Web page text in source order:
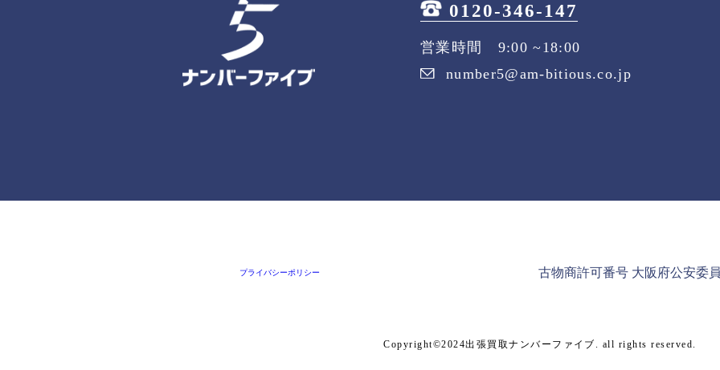
0120-346-147
営業時間 9:00 ~18:00
number5@am-bitious.co.jp
プライバシーポリシー 古物商許可番号 大阪府公安委
Copyright©2024出張買取ナンバーファイブ. all rights reserved.